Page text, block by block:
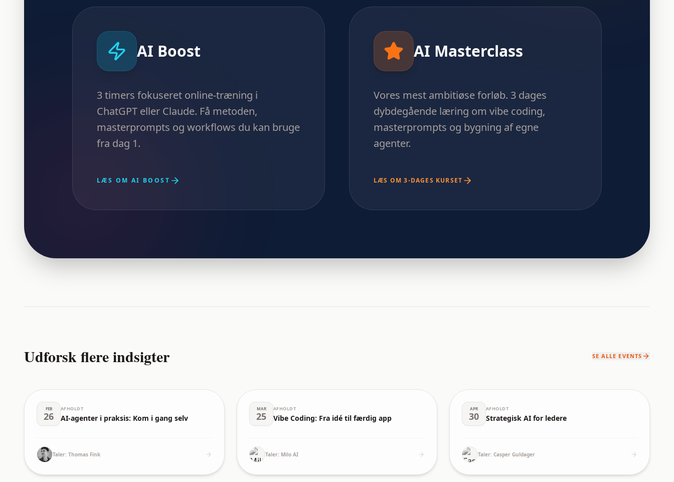
AI Boost
3 timers fokuseret online-træning i
ChatGPT eller Claude. Få metoden,
masterprompts og workflows du kan bruge
fra dag 1.
LÆS OM AI BOOST
AI Masterclass
Vores mest ambitiøse forløb. 3 dages
dybdegående læring om vibe coding,
masterprompts og bygning af egne
agenter.
LÆS OM 3-DAGES KURSET
Udforsk flere indsigter SE ALLE EVENTS
FEB
26
AFHOLDT
AI-agenter i praksis: Kom i gang selv
Taler: Thomas Fink
MAR
25
AFHOLDT
Vibe Coding: Fra idé til færdig app
Taler: Milo AI
APR
30
AFHOLDT
Strategisk AI for ledere
Taler: Casper Guldager